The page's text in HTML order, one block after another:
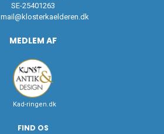
SE-25401263
mail@klosterkaelderen.dk
MEDLEM AF
Kad-ringen.dk
FIND OS